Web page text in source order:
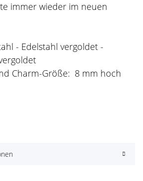
immer wieder im neuen
- Edelstahl vergoldet -
Charm-Größe: 8 mm hoch